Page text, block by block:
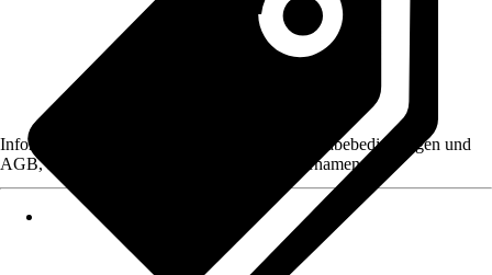
Informationen des Verkäufers, wie z. B. Rückgabebedingungen und
AGB, finden Sie bei Klick auf den Verkäufernamen.